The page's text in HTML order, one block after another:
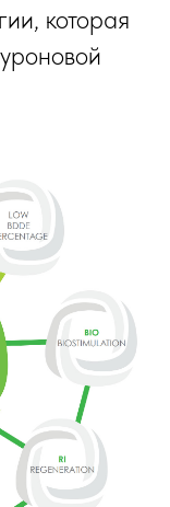
которая